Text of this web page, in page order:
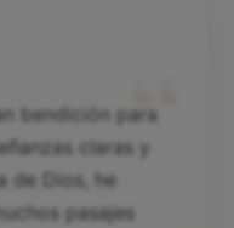
“
bendición para
claras y
de Dios, he
pasajes